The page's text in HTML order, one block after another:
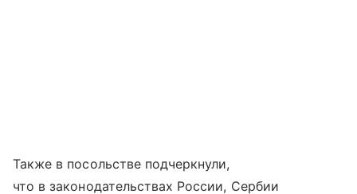
Также в посольстве подчеркнули,
что в законодательствах России, Сербии